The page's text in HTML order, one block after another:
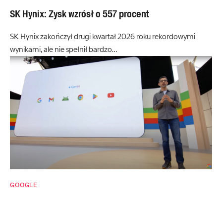
SK Hynix: Zysk wzrósł o 557 procent
SK Hynix zakończył drugi kwartał 2026 roku rekordowymi
wynikami, ale nie spełnił bardzo…
GOOGLE